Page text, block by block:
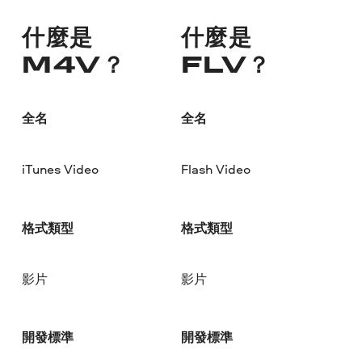
什麼是
M4V？
全名
iTunes Video
格式類型
影片
開發標準
什麼是
FLV？
全名
Flash Video
格式類型
影片
開發標準